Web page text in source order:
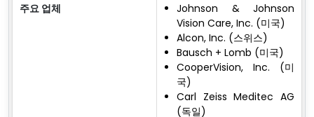
주요 업체
Johnson & Johnson
Vision Care, Inc. (미국)
Alcon, Inc. (스위스)
Bausch + Lomb (미국)
CooperVision, Inc. (미
국)
Carl Zeiss Meditec AG
(독일)